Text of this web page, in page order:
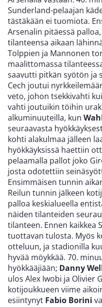
Sunderland-pelaajan
tästäkään ei tuomiota.
Arsenalin pitäessä
tilanteensa aikaan
Tolppien ja Mannonen
maalittomassa
saavutti pitkän syötön ja
Cech joutui
veto, johon tsekkivahti
vahti joutuikin töihin
alkuminuuteilla, kun
seuraavasta
kohti alakulmaa jälleen
hyökkäyksissä haettiin
pelaamalla pallot joko
josta odotettiin
Ensimmäisen tunnin
Reilun tunnin jälkeen
palloa keskialueella
näiden tilanteiden
tilanteen. Ennen kaikkea
tuottavan tulosta. Myös
otteluun, ja stadionilla
hyvää möykkää. 70.
hyökkääjiään; Danny
ulos Alex Iwobi ja Olivier
kotijoukkueen viime
esiintynyt Fabio Borini